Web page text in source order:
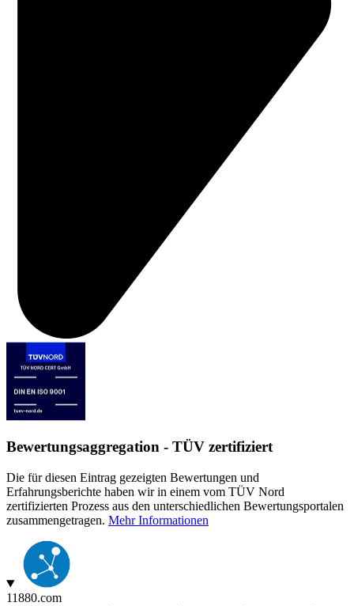
Bewertungsaggregation - TÜV zertifiziert
Die für diesen Eintrag gezeigten Bewertungen und
Erfahrungsberichte haben wir in einem vom TÜV Nord
zertifizierten Prozess aus den unterschiedlichen Bewertungsportalen
zusammengetragen. Mehr Informationen
11880.com